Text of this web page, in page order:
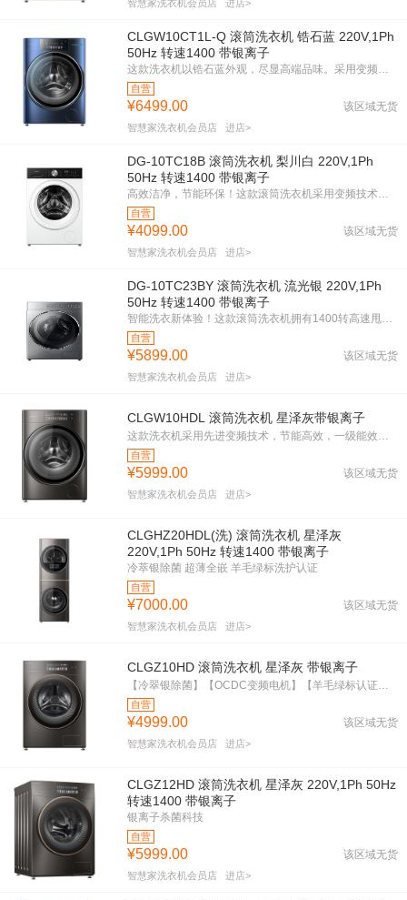
智慧家洗衣机会员店 进店>
CLGW10CT1L-Q 滚筒洗衣机 锆石蓝 220V,1Ph
50Hz 转速1400 带银离子
自营
¥6499.00 该区域无货
智慧家洗衣机会员店 进店>
DG-10TC18B 滚筒洗衣机 梨川白 220V,1Ph
50Hz 转速1400 带银离子
自营
¥4099.00 该区域无货
智慧家洗衣机会员店 进店>
DG-10TC23BY 滚筒洗衣机 流光银 220V,1Ph
50Hz 转速1400 带银离子
自营
¥5899.00 该区域无货
智慧家洗衣机会员店 进店>
CLGW10HDL 滚筒洗衣机 星泽灰带银离子
自营
¥5999.00 该区域无货
智慧家洗衣机会员店 进店>
CLGHZ20HDL(洗) 滚筒洗衣机 星泽灰
220V,1Ph 50Hz 转速1400 带银离子
冷萃银除菌 超薄全嵌 羊毛绿标洗护认证
自营
¥7000.00 该区域无货
智慧家洗衣机会员店 进店>
CLGZ10HD 滚筒洗衣机 星泽灰 带银离子
自营
¥4999.00 该区域无货
智慧家洗衣机会员店 进店>
CLGZ12HD 滚筒洗衣机 星泽灰 220V,1Ph 50Hz
转速1400 带银离子
银离子杀菌科技
自营
¥5999.00 该区域无货
智慧家洗衣机会员店 进店>